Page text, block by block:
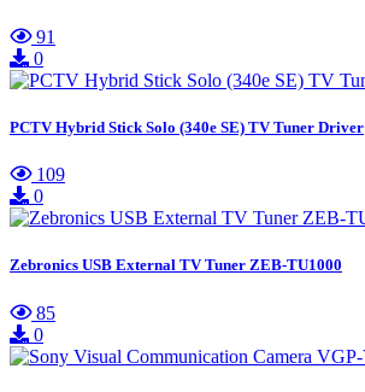
91
0
PCTV Hybrid Stick Solo (340e SE) TV Tuner Driver
109
0
Zebronics USB External TV Tuner ZEB-TU1000
85
0